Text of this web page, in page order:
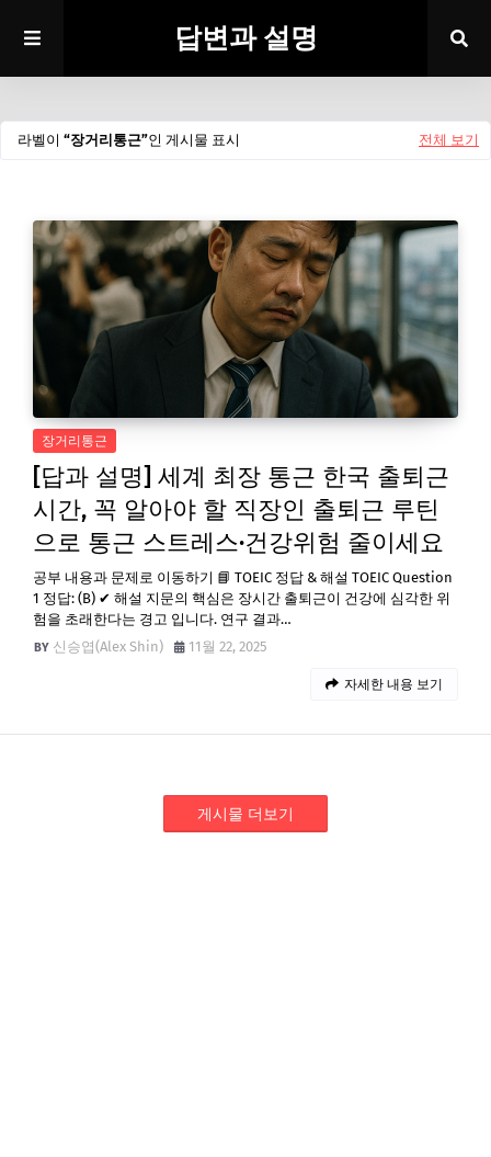
답변과 설명
라벨이 장거리통근 인 게시물 표시 전체 보기
장거리통근
[답과 설명] 세계 최장 통근 한국 출퇴근
시간, 꼭 알아야 할 직장인 출퇴근 루틴
으로 통근 스트레스·건강위험 줄이세요
공부 내용과 문제로 이동하기 📘 TOEIC 정답 & 해설 TOEIC Question
1 정답: (B) ✔ 해설 지문의 핵심은 장시간 출퇴근이 건강에 심각한 위
험을 초래한다는 경고 입니다. 연구 결과…
신승엽(Alex Shin)
11월 22, 2025
자세한 내용 보기
게시물 더보기